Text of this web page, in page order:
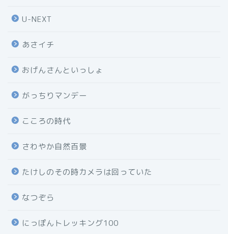
U-NEXT
あさイチ
おげんさんといっしょ
がっちりマンデー
こころの時代
さわやか自然百景
たけしのその時カメラは回っていた
なつぞら
にっぽんトレッキング100